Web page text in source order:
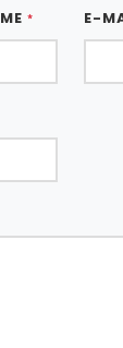
* E-